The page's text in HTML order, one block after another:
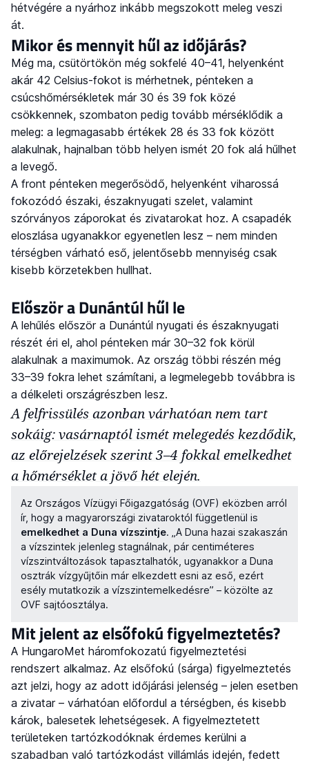
hétvégére a nyárhoz inkább megszokott meleg veszi
át.
Mikor és mennyit hűl az időjárás?
Még ma, csütörtökön még sokfelé 40–41, helyenként
akár 42 Celsius-fokot is mérhetnek, pénteken a
csúcshőmérsékletek már 30 és 39 fok közé
csökkennek, szombaton pedig tovább mérséklődik a
meleg: a legmagasabb értékek 28 és 33 fok között
alakulnak, hajnalban több helyen ismét 20 fok alá hűlhet
a levegő.
A front pénteken megerősödő, helyenként viharossá
fokozódó északi, északnyugati szelet, valamint
szórványos záporokat és zivatarokat hoz. A csapadék
eloszlása ugyanakkor egyenetlen lesz – nem minden
térségben várható eső, jelentősebb mennyiség csak
kisebb körzetekben hullhat.
Először a Dunántúl hűl le
A lehűlés először a Dunántúl nyugati és északnyugati
részét éri el, ahol pénteken már 30–32 fok körül
alakulnak a maximumok. Az ország többi részén még
33–39 fokra lehet számítani, a legmelegebb továbbra is
a délkeleti országrészben lesz.
A felfrissülés azonban várhatóan nem tart
sokáig: vasárnaptól ismét melegedés kezdődik,
az előrejelzések szerint 3–4 fokkal emelkedhet
a hőmérséklet a jövő hét elején.
Az Országos Vízügyi Főigazgatóság (OVF) eközben arról
ír, hogy a magyarországi zivataroktól függetlenül is
emelkedhet a Duna vízszintje. „A Duna hazai szakaszán
a vízszintek jelenleg stagnálnak, pár centiméteres
vízszintváltozások tapasztalhatók, ugyanakkor a Duna
osztrák vízgyűjtőin már elkezdett esni az eső, ezért
esély mutatkozik a vízszintemelkedésre” – közölte az
OVF sajtóosztálya.
Mit jelent az elsőfokú figyelmeztetés?
A HungaroMet háromfokozatú figyelmeztetési
rendszert alkalmaz. Az elsőfokú (sárga) figyelmeztetés
azt jelzi, hogy az adott időjárási jelenség – jelen esetben
a zivatar – várhatóan előfordul a térségben, és kisebb
károk, balesetek lehetségesek. A figyelmeztetett
területeken tartózkodóknak érdemes kerülni a
szabadban való tartózkodást villámlás idején, fedett